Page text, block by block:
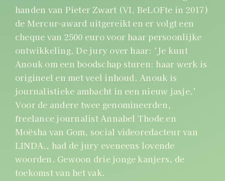
handen van Pieter Zwart (VI, BeLOFte in 2017)
de Mercur-award uitgereikt en er volgt een
cheque van 2500 euro voor haar persoonlijke
ontwikkeling. De jury over haar: ‘Je kunt
Anouk om een boodschap sturen: haar werk is
origineel en met veel inhoud. Anouk is
journalistieke ambacht in een nieuw jasje.’
Voor de andere twee genomineerden,
freelance journalist Annabel Thode en
Moësha van Gom, social videoredacteur van
LINDA., had de jury eveneens lovende
woorden. Gewoon drie jonge kanjers, de
toekomst van het vak.